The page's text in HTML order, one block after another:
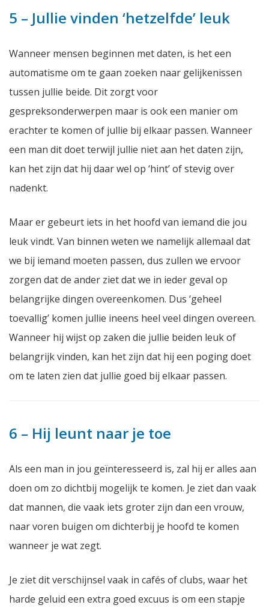
5 – Jullie vinden ‘hetzelfde’ leuk
Wanneer mensen beginnen met daten, is het een
automatisme om te gaan zoeken naar gelijkenissen
tussen jullie beide. Dit zorgt voor
gespreksonderwerpen maar is ook een manier om
erachter te komen of jullie bij elkaar passen. Wanneer
een man dit doet terwijl jullie niet aan het daten zijn,
kan het zijn dat hij daar wel op ‘hint’ of stevig over
nadenkt.
Maar er gebeurt iets in het hoofd van iemand die jou
leuk vindt. Van binnen weten we namelijk allemaal dat
we bij iemand moeten passen, dus zullen we ervoor
zorgen dat de ander ziet dat we in ieder geval op
belangrijke dingen overeenkomen. Dus ‘geheel
toevallig’ komen jullie ineens heel veel dingen overeen.
Wanneer hij wijst op zaken die jullie beiden leuk of
belangrijk vinden, kan het zijn dat hij een poging doet
om te laten zien dat jullie goed bij elkaar passen.
6 – Hij leunt naar je toe
Als een man in jou geïnteresseerd is, zal hij er alles aan
doen om zo dichtbij mogelijk te komen. Je ziet dan vaak
dat mannen, die vaak iets groter zijn dan een vrouw,
naar voren buigen om dichterbij je hoofd te komen
wanneer je wat zegt.
Je ziet dit verschijnsel vaak in cafés of clubs, waar het
harde geluid een extra goed excuus is om een stapje